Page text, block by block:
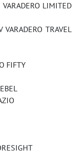
LIMITED
TRAVEL
FIFTY